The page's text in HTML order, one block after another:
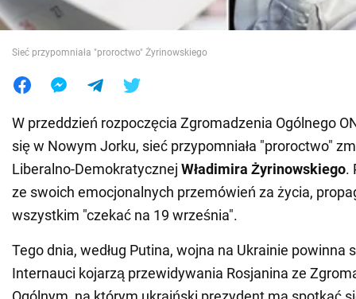
Jedzenie
Sieć przypomniała "proroctwo" Żyrinowskiego
W przeddzień rozpoczęcia Zgromadzenia Ogólnego
się w Nowym Jorku, sieć przypomniała "proroctwo"
Liberalno-Demokratycznej Władimira Żyrinowskiego.
ze swoich emocjonalnych przemówień za życia,
wszystkim "czekać na 19 września".
Tego dnia, według Putina, wojna na Ukrainie powinna
Internauci kojarzą przewidywania Rosjanina ze